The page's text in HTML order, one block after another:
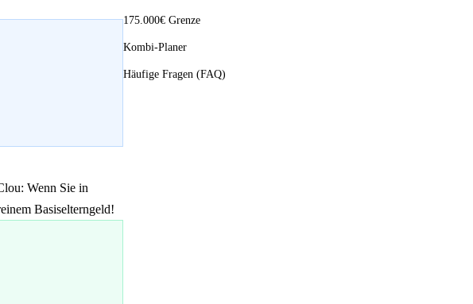
Wenn Sie in
Basiselterngeld!
175.000€ Grenze
Kombi-Planer
Häufige Fragen (FAQ)